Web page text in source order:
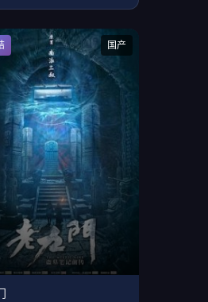
国产